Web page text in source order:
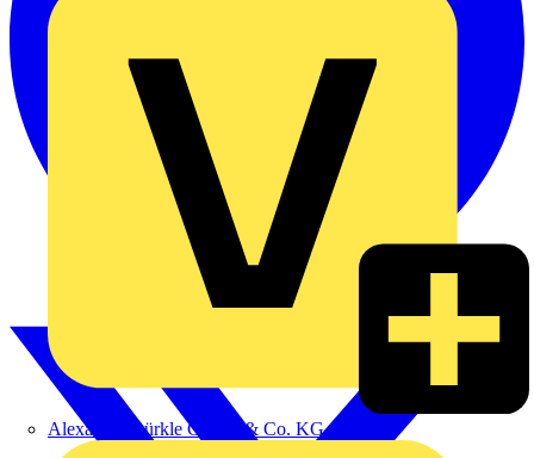
Alexander Bürkle GmbH & Co. KG